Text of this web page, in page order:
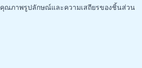
คุณภาพรูปลักษณ์และความเสถียรของชิ้นส่วน